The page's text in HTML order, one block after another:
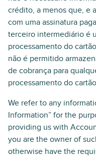
crédito, a menos que, e
com uma assinatura
terceiro intermediário é
processamento do
não é permitido
de cobrança para
processamento do
We refer to any
Information” for the
providing us with
you are the owner of
otherwise have the